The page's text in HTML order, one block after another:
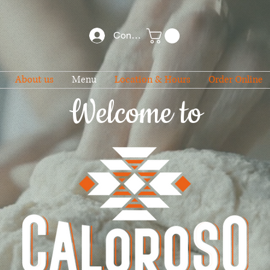
Conectează-te
About us Menu Location & Hours Order Online
Welcome to